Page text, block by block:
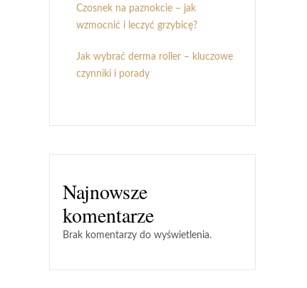
Czosnek na paznokcie – jak
wzmocnić i leczyć grzybicę?
Jak wybrać derma roller – kluczowe
czynniki i porady
Najnowsze
komentarze
Brak komentarzy do wyświetlenia.